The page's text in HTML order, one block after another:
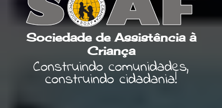
Sociedade de Assistência à
Criança
Construindo comunidades,
construindo cidadania!